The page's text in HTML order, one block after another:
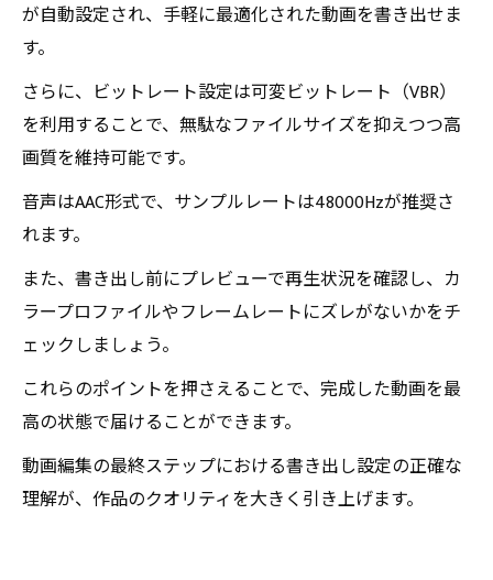
が自動設定され、手軽に最適化された動画を書き出せま
す。
さらに、ビットレート設定は可変ビットレート（VBR）
を利用することで、無駄なファイルサイズを抑えつつ高
画質を維持可能です。
音声はAAC形式で、サンプルレートは48000Hzが推奨さ
れます。
また、書き出し前にプレビューで再生状況を確認し、カ
ラープロファイルやフレームレートにズレがないかをチ
ェックしましょう。
これらのポイントを押さえることで、完成した動画を最
高の状態で届けることができます。
動画編集の最終ステップにおける書き出し設定の正確な
理解が、作品のクオリティを大きく引き上げます。